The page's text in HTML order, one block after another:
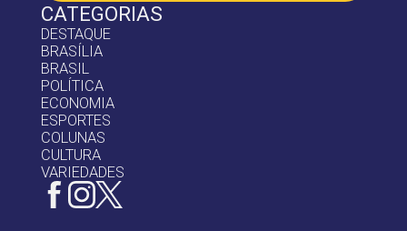
CATEGORIAS
DESTAQUE
BRASÍLIA
BRASIL
POLÍTICA
ECONOMIA
ESPORTES
COLUNAS
CULTURA
VARIEDADES